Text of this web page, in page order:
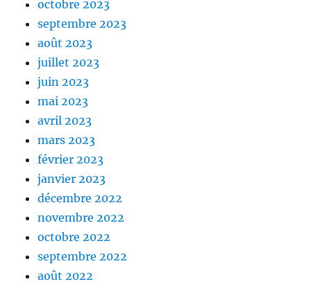
octobre 2023
septembre 2023
août 2023
juillet 2023
juin 2023
mai 2023
avril 2023
mars 2023
février 2023
janvier 2023
décembre 2022
novembre 2022
octobre 2022
septembre 2022
août 2022